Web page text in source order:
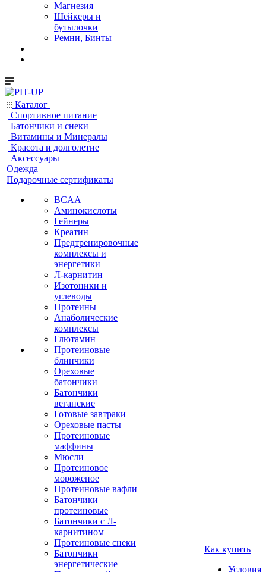
Магнезия
Шейкеры и
бутылочки
Ремни, Бинты
Каталог
Спортивное питание
Батончики и снеки
Витамины и Минералы
Красота и долголетие
Аксессуары
Одежда
Подарочные сертификаты
BCAA
Аминокислоты
Гейнеры
Креатин
Предтренировочные
комплексы и
энергетики
Л-карнитин
Изотоники и
углеводы
Протеины
Анаболические
комплексы
Глютамин
Протеиновые
блинчики
Ореховые
батончики
Батончики
веганские
Готовые завтраки
Ореховые пасты
Протеиновые
маффины
Мюсли
Протеиновое
мороженое
Протеиновые вафли
Батончики
протеиновые
Батончики с Л-
карнитином
Протеиновые снеки
Батончики
энергетические
Как купить
Условия